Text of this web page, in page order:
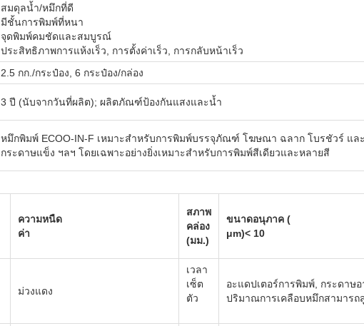
สมดุลน้ำ/หมึกที่ดี
มีชั้นการพิมพ์ที่หนา
จุดพิมพ์คมชัดและสมบูรณ์
ประสิทธิภาพการแห้งเร็ว, การตั้งค่าเร็ว, การกลับหน้าเร็ว
2.5 กก./กระป๋อง, 6 กระป๋อง/กล่อง
3 ปี (นับจากวันที่ผลิต); ผลิตภัณฑ์ป้องกันแสงและน้ำ
หมึกพิมพ์ ECOO-IN-F เหมาะสำหรับการพิมพ์บรรจุภัณฑ์ โฆษณา ฉลาก โบรชัวร์ แ
กระดาษแข็ง ฯลฯ โดยเฉพาะอย่างยิ่งเหมาะสำหรับการพิมพ์สีเดียวและหลายสี
ความหนืด
ค่า
สภาพ
คล่อง
(มม.)
ขนาดอนุภาค (
μm)< 10
ม่วงแดง
เวลา
เซ็ต
ตัว
อะแดปเตอร์การพิมพ์, กระดาษ
ปริมาณการเคลือบหมึกสามารถ